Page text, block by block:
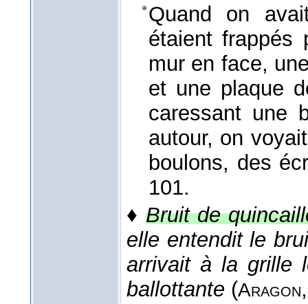
Quand on
étaient
mur en face,
et une plaque
caressant une
autour, on
boulons, des
101.
♦Bruit de
elle entendit le
arrivait à la grille
ballottante (Aragon